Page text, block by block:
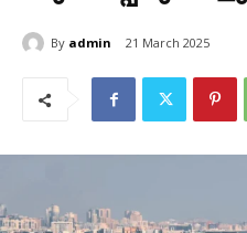
By admin 21 March 2025